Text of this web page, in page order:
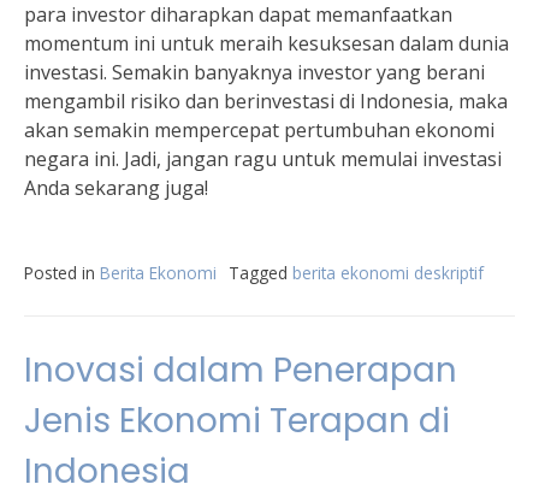
para investor diharapkan dapat memanfaatkan
momentum ini untuk meraih kesuksesan dalam dunia
investasi. Semakin banyaknya investor yang berani
mengambil risiko dan berinvestasi di Indonesia, maka
akan semakin mempercepat pertumbuhan ekonomi
negara ini. Jadi, jangan ragu untuk memulai investasi
Anda sekarang juga!
Posted in Berita Ekonomi Tagged berita ekonomi deskriptif
Inovasi dalam Penerapan
Jenis Ekonomi Terapan di
Indonesia